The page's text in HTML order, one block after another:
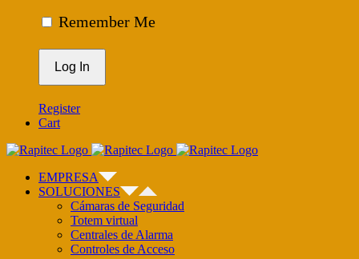
Remember Me
Register
Cart
EMPRESA
SOLUCIONES
Cámaras de Seguridad
Totem virtual
Centrales de Alarma
Controles de Acceso